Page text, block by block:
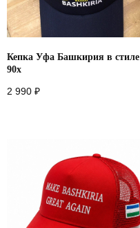
Кепка Уфа Башкирия в стиле
90х
2 990 ₽
Youtube
Whatsapp
Telegram